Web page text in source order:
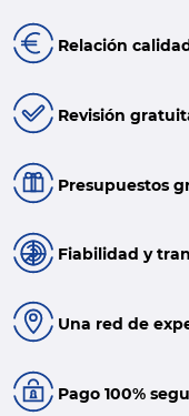
Relación
Revisión
Presupuestos
Fiabilidad y
Una red de
Pago 100%